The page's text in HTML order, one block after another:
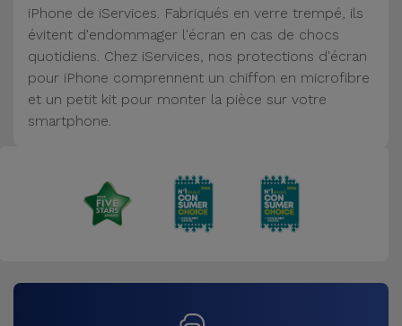
Accessoires
Mobilité,
Auto et
Vélo
d'ordinateur
Accessoires
iPhone de iServices. Fabriqués en verre trempé, ils
évitent d'endommager l'écran en cas de chocs
quotidiens. Chez iServices, nos protections d'écran
pour iPhone comprennent un chiffon en microfibre
et un petit kit pour monter la pièce sur votre
smartphone.